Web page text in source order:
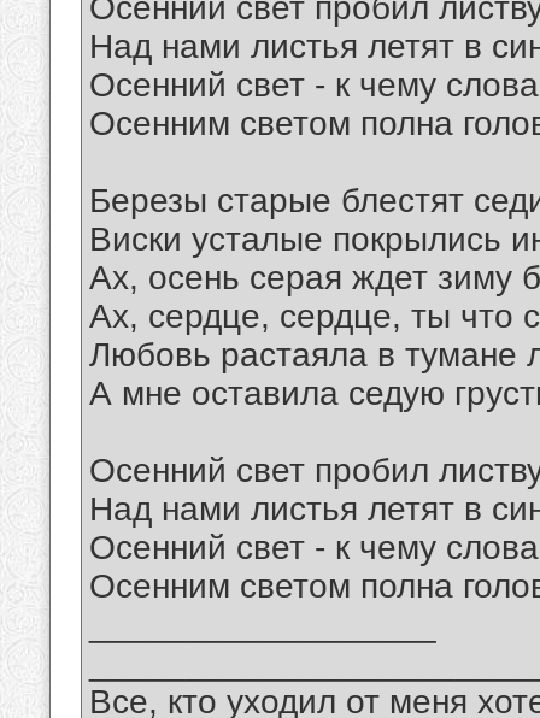
Осенний свет пробил
Над нами листья летят в
Осенний свет - к чему
Осенним светом полна
Березы старые блестят
Виски усталые покрылись
Ах, осень серая ждет зиму
Ах, сердце, сердце, ты что
Любовь растаяла в тумане
А мне оставила седую
Осенний свет пробил
Над нами листья летят в
Осенний свет - к чему
Осенним светом полна
Все, кто уходил от меня